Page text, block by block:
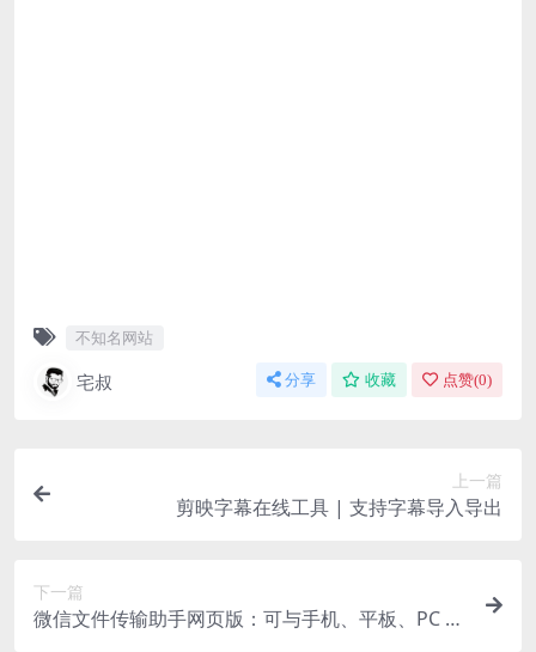
不知名网站
宅叔 分享 收藏 点赞(0)
上一篇
剪映字幕在线工具 | 支持字幕导入导出
下一篇
微信文件传输助手网页版：可与手机、平板、PC 端